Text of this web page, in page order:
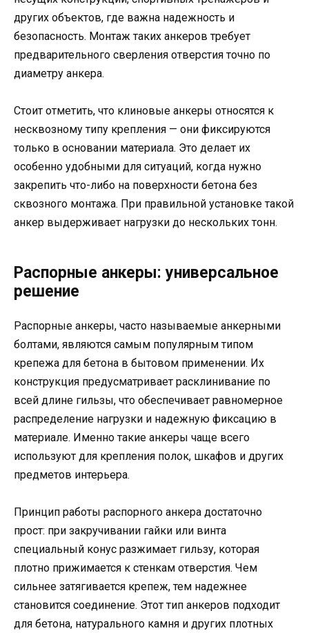
других объектов, где важна надежность и
безопасность. Монтаж таких анкеров требует
предварительного сверления отверстия точно по
диаметру анкера.
Стоит отметить, что клиновые анкеры относятся к
несквозному типу крепления — они фиксируются
только в основании материала. Это делает их
особенно удобными для ситуаций, когда нужно
закрепить что-либо на поверхности бетона без
сквозного монтажа. При правильной установке такой
анкер выдерживает нагрузки до нескольких тонн.
Распорные анкеры: универсальное
решение
Распорные анкеры, часто называемые анкерными
болтами, являются самым популярным типом
крепежа для бетона в бытовом применении. Их
конструкция предусматривает расклинивание по
всей длине гильзы, что обеспечивает равномерное
распределение нагрузки и надежную фиксацию в
материале. Именно такие анкеры чаще всего
используют для крепления полок, шкафов и других
предметов интерьера.
Принцип работы распорного анкера достаточно
прост: при закручивании гайки или винта
специальный конус разжимает гильзу, которая
плотно прижимается к стенкам отверстия. Чем
сильнее затягивается крепеж, тем надежнее
становится соединение. Этот тип анкеров подходит
для бетона, натурального камня и других плотных